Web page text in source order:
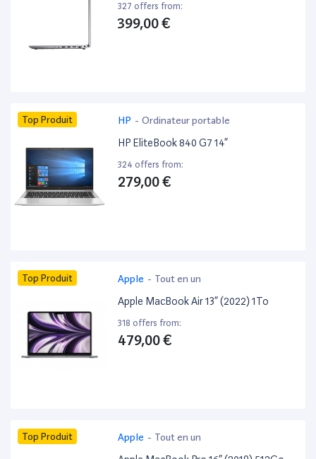
327 offers from:
399,00 €
Top Produit HP - Ordinateur portable
HP EliteBook 840 G7 14”
324 offers from:
279,00 €
Top Produit Apple - Tout en un
Apple MacBook Air 13” (2022) 1To
318 offers from:
479,00 €
Top Produit Apple - Tout en un